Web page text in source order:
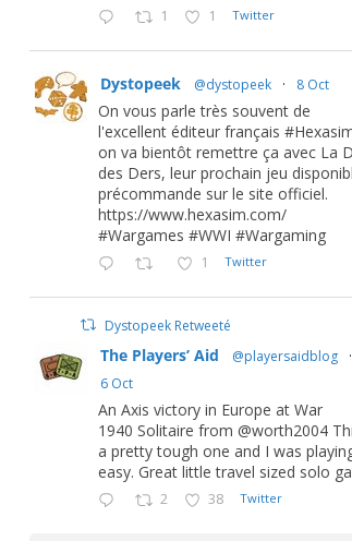
1 1 Twitter
Dystopeek @dystopeek · 8 Oct
On vous parle très souvent de
l'excellent éditeur français
on va bientôt remettre ça avec La
des Ders, leur prochain jeu
précommande sur le site officiel.
https://www.hexasim.com/
#Wargames #WWI #Wargaming
1 Twitter
Dystopeek Retweeté
The Players’ Aid @playersaidblog
·
6 Oct
An Axis victory in Europe at War
1940 Solitaire from @worth2004
a pretty tough one and I was
easy. Great little travel sized solo
2 38 Twitter